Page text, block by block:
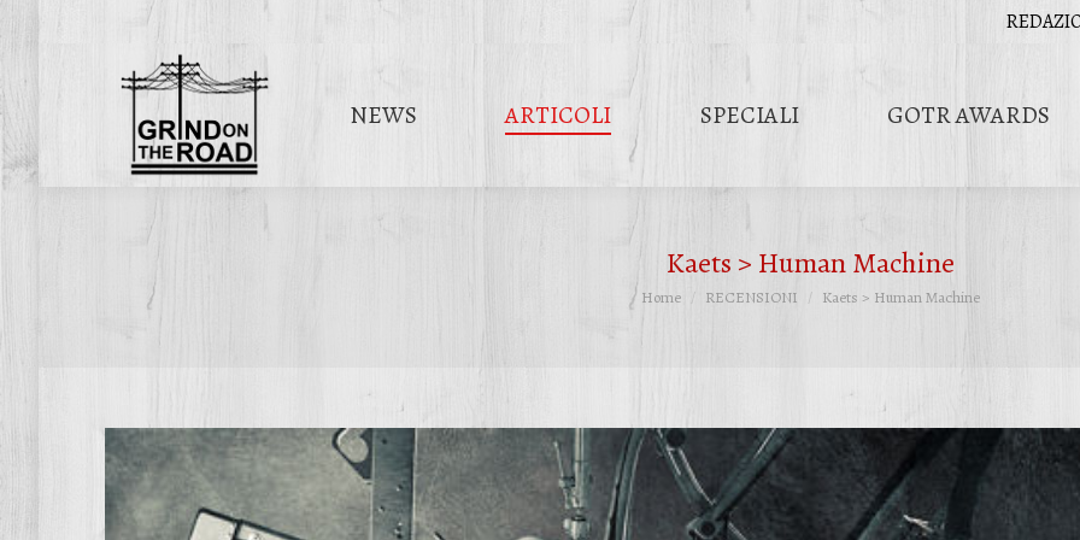
NEWS ARTICOLI SPECIALI GOTR AWARDS
Kaets > Human Machine
Tu sei qui:
Home RECENSIONI Kaets > Human Machine